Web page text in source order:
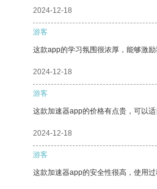
2024-12-18
游客
这款app的学习氛围很浓厚，能够激
2024-12-18
游客
这款加速器app的价格有点贵，可以
2024-12-18
游客
这款加速器app的安全性很高，使用